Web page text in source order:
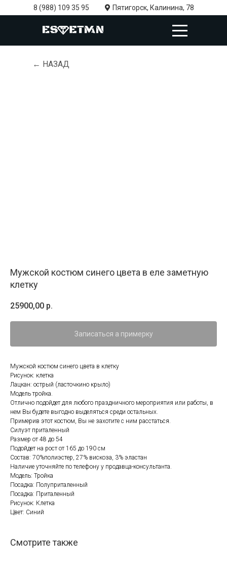
8 (988) 109 35 95 Пятигорск, Калинина, 78
← НАЗАД
Мужской костюм синего цвета в еле заметную
клетку
25900,00 р.
Записаться а примерку
Мужской костюм синего цвета в клетку
Рисунок: клетка
Лацкан: острый (ласточкино крыло)
Модель тройка.
Отлично подойдет для любого праздничного мероприятия или работы, в
нем Вы будете выгодно выделяться среди остальных.
Примерив этот костюм, Вы не захотите с ним расстаться.
Силуэт приталенный
Размер от 48 до 54
Подойдет на рост от 165 до 190 см
Состав: 70%полиэстер, 27% вискоза, 3% эластан
Наличие уточняйте по телефону у продавца-консультанта.
Модель: Тройка
Посадка: Полуприталенный
Посадка: Приталенный
Рисунок: Клетка
Цвет: Синий
Смотрите также